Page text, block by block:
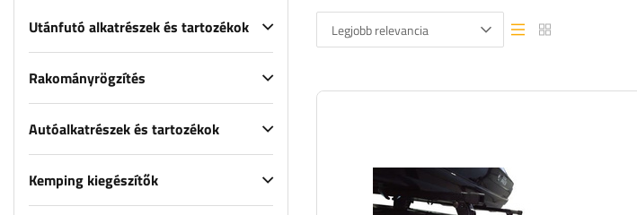
Utánfutó alkatrészek és tartozékok
Rakományrögzítés
Autóalkatrészek és tartozékok
Kemping kiegészítők
Legjobb relevancia Lista nézetLista nézet